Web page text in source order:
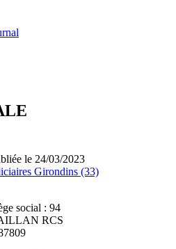
le 24/03/2023
Girondins (33)
social : 94
RCS